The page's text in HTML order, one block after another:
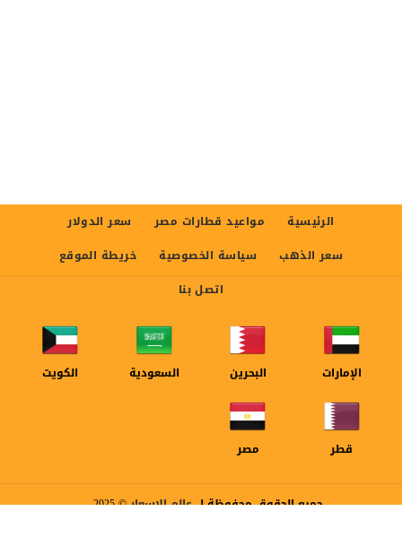
الرئيسية مواعيد قطارات مصر
سعر الدولار
سعر الذهب
سياسة الخصوصية
خريطة الموقع
اتصل بنا
الإمارات البحرين السعودية الكويت
قطر مصر
جميع الحقوق محفوظة لعالم الاسعار© 2025